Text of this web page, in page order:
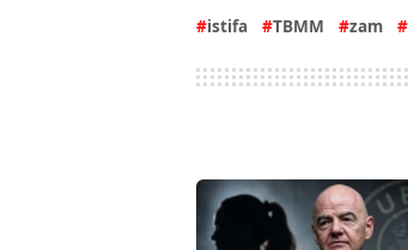
istifa TBMM zam